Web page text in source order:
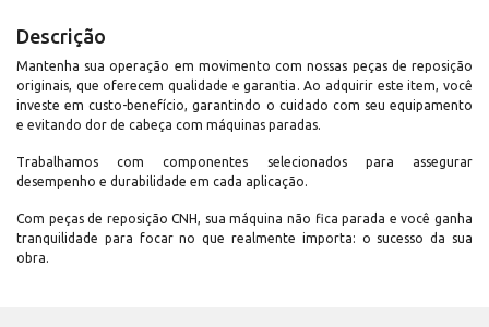
Descrição
Mantenha sua operação em movimento com nossas peças de reposição
originais, que oferecem qualidade e garantia. Ao adquirir este item, você
investe em custo-benefício, garantindo o cuidado com seu equipamento
e evitando dor de cabeça com máquinas paradas.
Trabalhamos com componentes selecionados para assegurar
desempenho e durabilidade em cada aplicação.
Com peças de reposição CNH, sua máquina não fica parada e você ganha
tranquilidade para focar no que realmente importa: o sucesso da sua
obra.